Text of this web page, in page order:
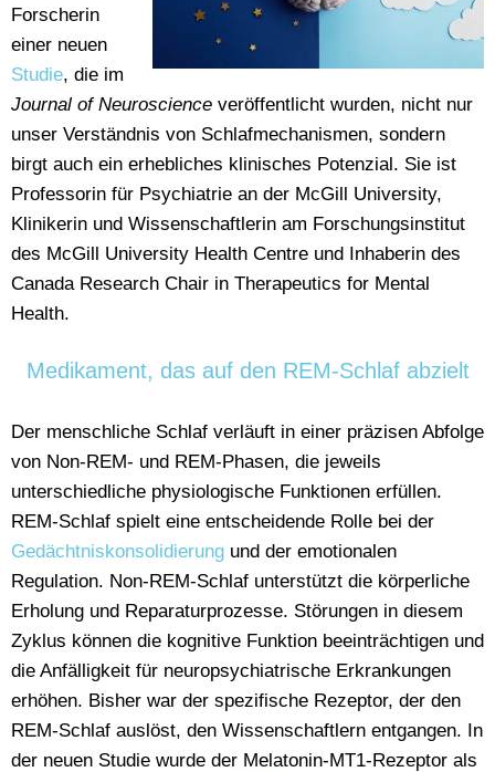
Forscherin
einer neuen
Studie, die im
Journal of Neuroscience veröffentlicht wurden, nicht nur
unser Verständnis von Schlafmechanismen, sondern
birgt auch ein erhebliches klinisches Potenzial. Sie ist
Professorin für Psychiatrie an der McGill University,
Klinikerin und Wissenschaftlerin am Forschungsinstitut
des McGill University Health Centre und Inhaberin des
Canada Research Chair in Therapeutics for Mental
Health.
Medikament, das auf den REM-Schlaf abzielt
Der menschliche Schlaf verläuft in einer präzisen Abfolge
von Non-REM- und REM-Phasen, die jeweils
unterschiedliche physiologische Funktionen erfüllen.
REM-Schlaf spielt eine entscheidende Rolle bei der
Gedächtniskonsolidierung und der emotionalen
Regulation. Non-REM-Schlaf unterstützt die körperliche
Erholung und Reparaturprozesse. Störungen in diesem
Zyklus können die kognitive Funktion beeinträchtigen und
die Anfälligkeit für neuropsychiatrische Erkrankungen
erhöhen. Bisher war der spezifische Rezeptor, der den
REM-Schlaf auslöst, den Wissenschaftlern entgangen. In
der neuen Studie wurde der Melatonin-MT1-Rezeptor als